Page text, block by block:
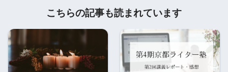
こちらの記事も読まれています